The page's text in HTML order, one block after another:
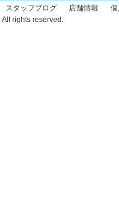
スタッフブログ 店舗情報
All rights reserved.